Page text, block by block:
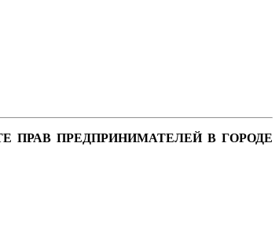
ПРАВ ПРЕДПРИНИМАТЕЛЕЙ В ГОРОДЕ